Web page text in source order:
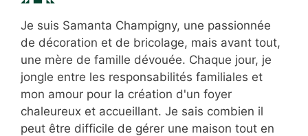
Je suis Samanta Champigny, une passionnée
de décoration et de bricolage, mais avant tout,
une mère de famille dévouée. Chaque jour, je
jongle entre les responsabilités familiales et
mon amour pour la création d'un foyer
chaleureux et accueillant. Je sais combien il
peut être difficile de gérer une maison tout en